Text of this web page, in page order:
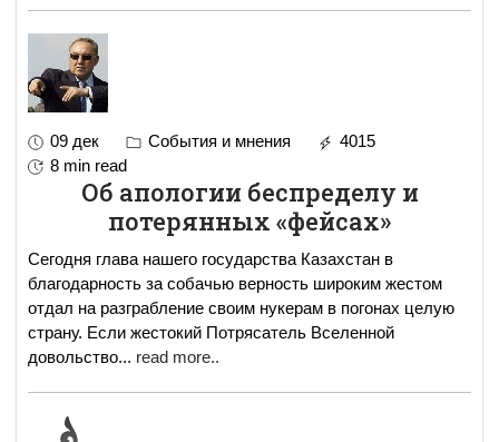
09 дек События и мнения
4015
8 min read
Об апологии беспределу и
потерянных «фейсах»
Сегодня глава нашего государства Казахстан в
благодарность за собачью верность широким жестом
отдал на разграбление своим нукерам в погонах целую
страну. Если жестокий Потрясатель Вселенной
довольство... read more..